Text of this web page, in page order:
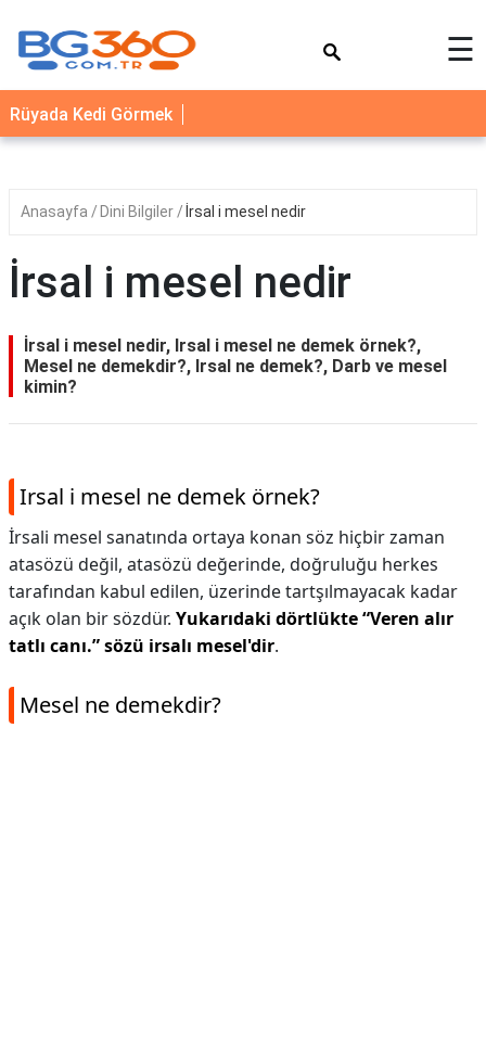
YEMEK
TARİFLERİ
SAĞLIK
☰
Rüyada Kedi Görmek
Anasayfa Dini Bilgiler İrsal i mesel nedir
İrsal i mesel nedir
İrsal i mesel nedir, Irsal i mesel ne demek örnek?,
Mesel ne demekdir?, Irsal ne demek?, Darb ve mesel
kimin?
Irsal i mesel ne demek örnek?
İrsali mesel sanatında ortaya konan söz hiçbir zaman
atasözü değil, atasözü değerinde, doğruluğu herkes
tarafından kabul edilen, üzerinde tartşılmayacak kadar
açık olan bir sözdür. Yukarıdaki dörtlükte “Veren alır
tatlı canı.” sözü irsalı mesel'dir.
Mesel ne demekdir?